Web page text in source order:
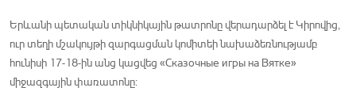
Երևանի պետական տիկնիկային թատրոնը վերադարձել է Կիրովից,
ուր տեղի մշակույթի զարգացման կոմիտեի նախաձեռնությամբ
հունիսի 17-18-ին անց կացվեց «Сказочные игры на Вятке»
միջազգային փառատոնը: